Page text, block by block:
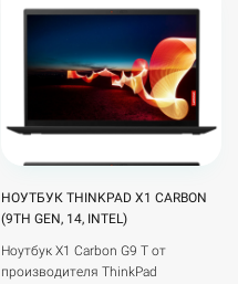
НОУТБУК THINKPAD X1 CARBON
(9TH GEN, 14, INTEL)
Ноутбук X1 Carbon G9 T от
производителя ThinkPad